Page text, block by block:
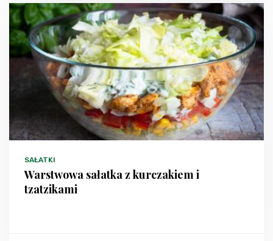
SAŁATKI
Warstwowa sałatka z kurczakiem i
tzatzikami